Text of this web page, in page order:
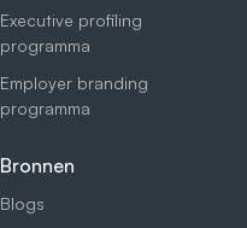
Executive profiling
programma
Employer branding
programma
Bronnen
Blogs